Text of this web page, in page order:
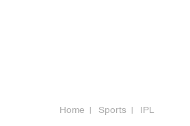
Home Sports IPL